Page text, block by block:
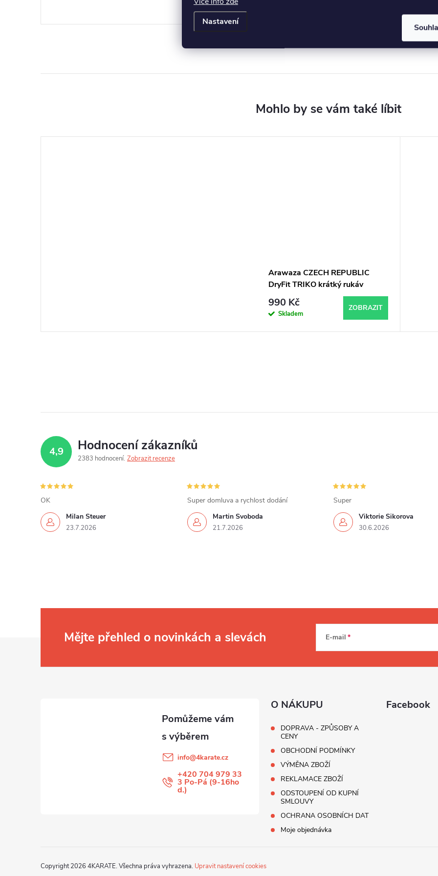
Nastavení
Arawaza CZECH REPUBLIC
DryFit TRIKO krátký rukáv
990 Kč
Skladem
ZOBRAZIT
4,9 Hodnocení zákazníků
2383 hodnocení Zobrazit recenze
Milan Steuer
23.7.2026
OK
Martin Svoboda
21.7.2026
Super domluva a rychlost dodání
Viktorie Sikorova
30.6.2026
Super
Mějte přehled o novinkách a slevách E-mail
info@4karate.cz
+420 704 979 33
3 Po-Pá (9-16ho
d.)
O NÁKUPU
DOPRAVA - ZPŮSOBY A
CENY
OBCHODNÍ PODMÍNKY
VÝMĚNA ZBOŽÍ
REKLAMACE ZBOŽÍ
ODSTOUPENÍ OD KUPNÍ
SMLOUVY
OCHRANA OSOBNÍCH DAT
Moje objednávka
Facebook
Copyright 2026 4KARATE. Všechna práva vyhrazena. Upravit nastavení cookies